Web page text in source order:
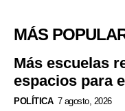
MÁS
Más escuelas
espacios para
POLÍTICA 7 agosto, 2026